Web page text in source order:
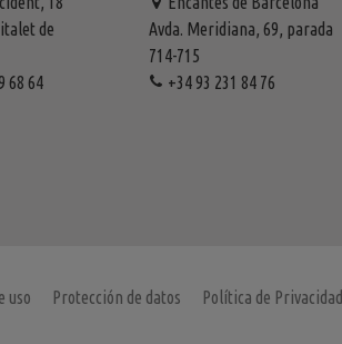
de
68 64
Avda. Meridiana, 69, parada
714-715
+34 93 231 84 76
uso Protección de datos Política de Privacidad